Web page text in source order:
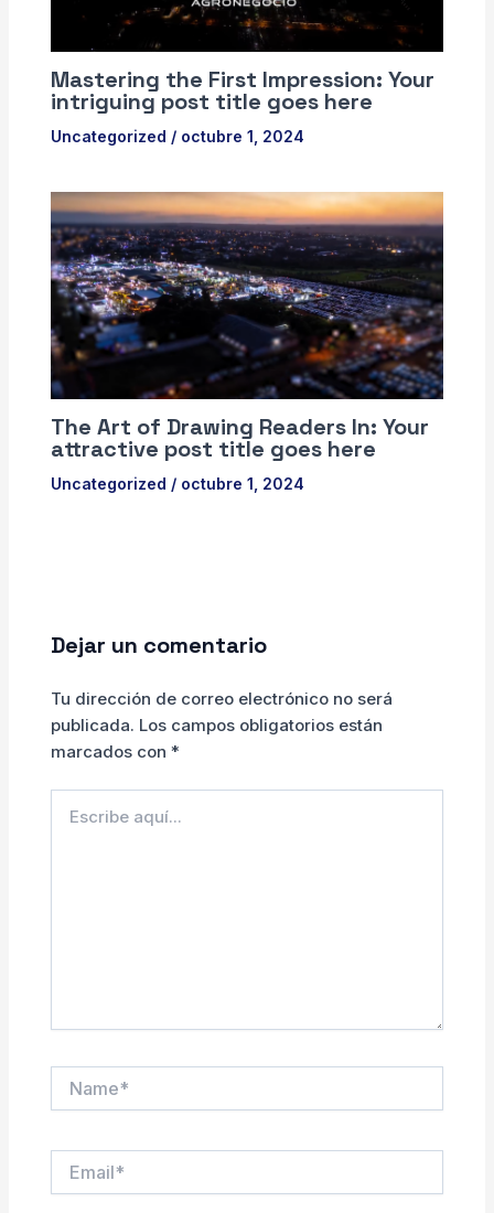
Mastering the First Impression: Your
intriguing post title goes here
Uncategorized / octubre 1, 2024
The Art of Drawing Readers In: Your
attractive post title goes here
Uncategorized / octubre 1, 2024
Dejar un comentario
Tu dirección de correo electrónico no será
publicada. Los campos obligatorios están
marcados con *
aquí...